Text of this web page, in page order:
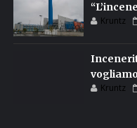
Kruntz
Kruntz